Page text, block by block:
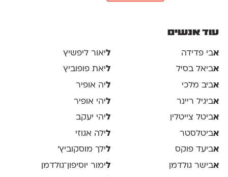
עוד אנשים
אבי פדידה
אביאל בסיל
אביב מלכי
אביגיל ריינר
אביטל צייטלין
אביטלסטר
אביעד פוקס
אבישר גולדמן
ליאור ליפשיץ
ליאת פופוביץ
ליה אופיר
ליהי אופיר
ליהי יעקב
לילה אגוזי
לילך מוסקוביץ'
לימור יוסיפון־גולדמן